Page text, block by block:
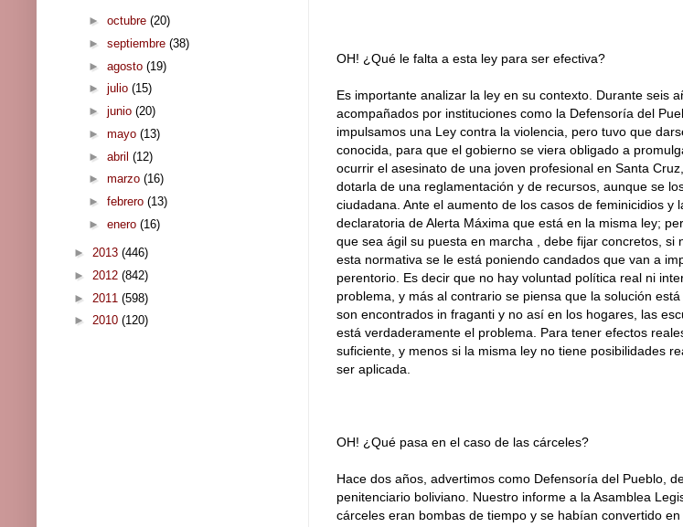
OH! ¿Qué le falta a esta ley para ser efectiva?
Es importante analizar la ley en su contexto. Durante seis
acompañados por instituciones como la Defensoría del
impulsamos una Ley contra la violencia, pero tuvo que
conocida, para que el gobierno se viera obligado a
ocurrir el asesinato de una joven profesional en Santa
dotarla de una reglamentación y de recursos, aunque se
ciudadana. Ante el aumento de los casos de feminicidios y
declaratoria de Alerta Máxima que está en la misma ley;
que sea ágil su puesta en marcha , debe fijar concretos,
esta normativa se le está poniendo candados que van a
perentorio. Es decir que no hay voluntad política real ni
problema, y más al contrario se piensa que la solución
son encontrados in fraganti y no así en los hogares, las
está verdaderamente el problema. Para tener efectos
suficiente, y menos si la misma ley no tiene posibilidades
ser aplicada.
OH! ¿Qué pasa en el caso de las cárceles?
Hace dos años, advertimos como Defensoría del Pueblo,
penitenciario boliviano. Nuestro informe a la Asamblea
cárceles eran bombas de tiempo y se habían convertido
► octubre (20)
► septiembre (38)
► agosto (19)
► julio (15)
► junio (20)
► mayo (13)
► abril (12)
► marzo (16)
► febrero (13)
► enero (16)
► 2013 (446)
► 2012 (842)
► 2011 (598)
► 2010 (120)